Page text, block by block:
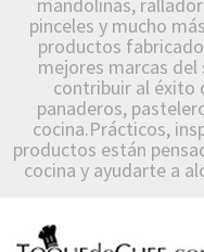
mandolinas,
pinceles y mucho
productos
mejores marcas
contribuir al éxito
panaderos,
cocina.Prácticos,
productos están
cocina y ayudarte a